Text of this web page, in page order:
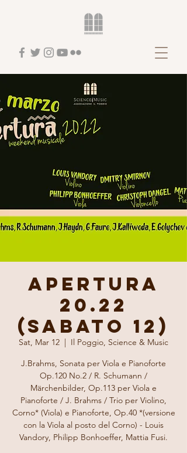
Apertura
20.22
(Sabato 12)
Sat, Mar 12
  |
Il Poggio, Science & Music
J.Brahms, Sonata per Viola e Pianoforte
Op.120 No.2 / R. Schumann /
Märchenbilder, Op.113 per Viola e
Pianoforte / J. Brahms / Trio per Violino,
Corno* (Viola) e Pianoforte, Op.40 *(versione
con la Viola al posto del Corno) - Louis
Vandory, Philipp Bonhoeffer, Mattia Fusi.